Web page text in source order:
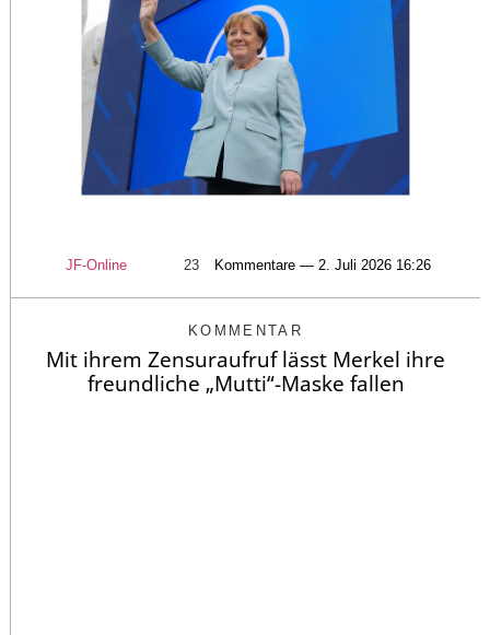
JF-Online 23 Kommentare — 2. Juli 2026 16:26
KOMMENTAR
Mit ihrem Zensuraufruf lässt Merkel ihre
freundliche „Mutti“-Maske fallen